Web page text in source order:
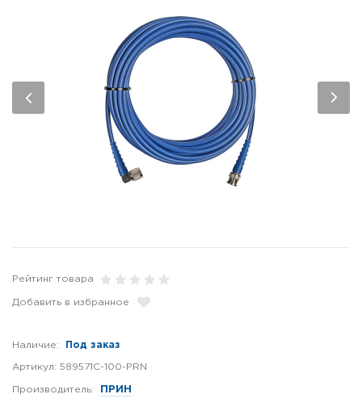
Рейтинг товара
Добавить в избранное
Наличие: Под заказ
Артикул: 589571C-100-PRN
Производитель: ПРИН